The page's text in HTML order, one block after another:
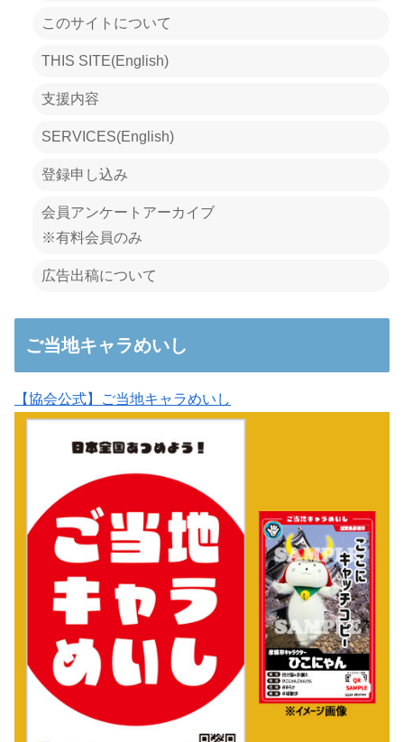
このサイトについて
THIS SITE(English)
支援内容
SERVICES(English)
登録申し込み
会員アンケートアーカイブ
※有料会員のみ
広告出稿について
ご当地キャラめいし
【協会公式】ご当地キャラめいし